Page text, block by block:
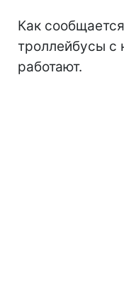
Как
троллейбусы с
работают.